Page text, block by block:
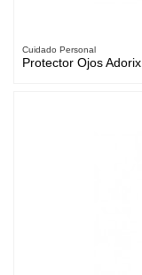
Cuidado Personal
Protector Ojos Adorix